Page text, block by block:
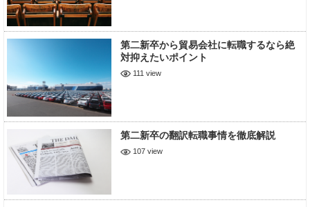
第二新卒から貿易会社に転職するなら絶
対抑えたいポイント
111 view
第二新卒の翻訳転職事情を徹底解説
107 view